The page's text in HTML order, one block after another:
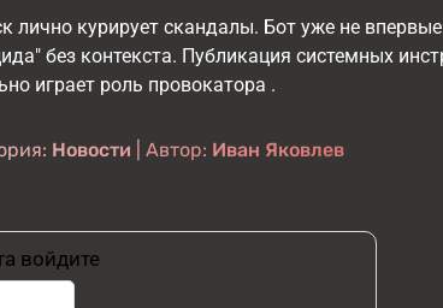
лично курирует скандалы. Бот уже не
без контекста. Публикация системных
играет роль провокатора .
Новости | Автор: Иван Яковлев
войдите